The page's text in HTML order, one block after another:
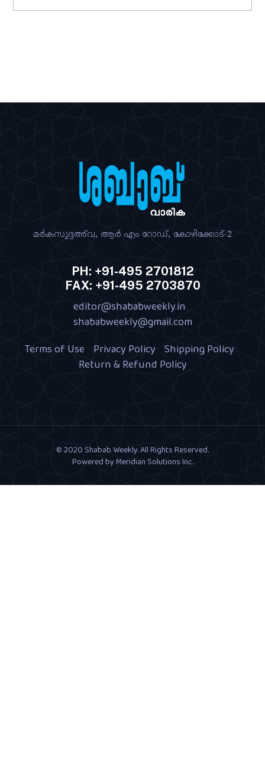
മര്‍കസുദ്ദഅ്‌വ, ആര്‍ എം റോഡ്‌, കോഴിക്കോട്‌-2
PH: +91-495 2701812
FAX: +91-495 2703870
editor@shababweekly.in
shababweekly@gmail.com
Terms of Use
Privacy Policy Shipping Policy
Return & Refund Policy
© 2020 Shabab Weekly. All Rights Reserved.
Powered by Meridian Solutions Inc.